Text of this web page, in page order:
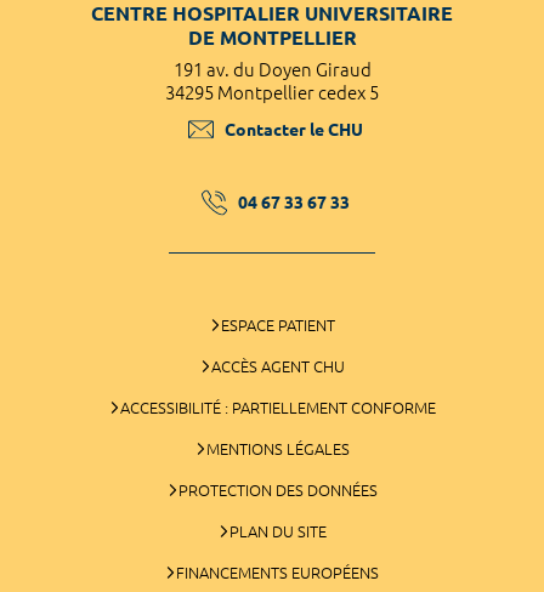
CENTRE HOSPITALIER UNIVERSITAIRE
DE MONTPELLIER
191 av. du Doyen Giraud
34295 Montpellier cedex 5
Contacter le CHU
04 67 33 67 33
ESPACE PATIENT
ACCÈS AGENT CHU
ACCESSIBILITÉ : PARTIELLEMENT CONFORME
MENTIONS LÉGALES
PROTECTION DES DONNÉES
PLAN DU SITE
FINANCEMENTS EUROPÉENS